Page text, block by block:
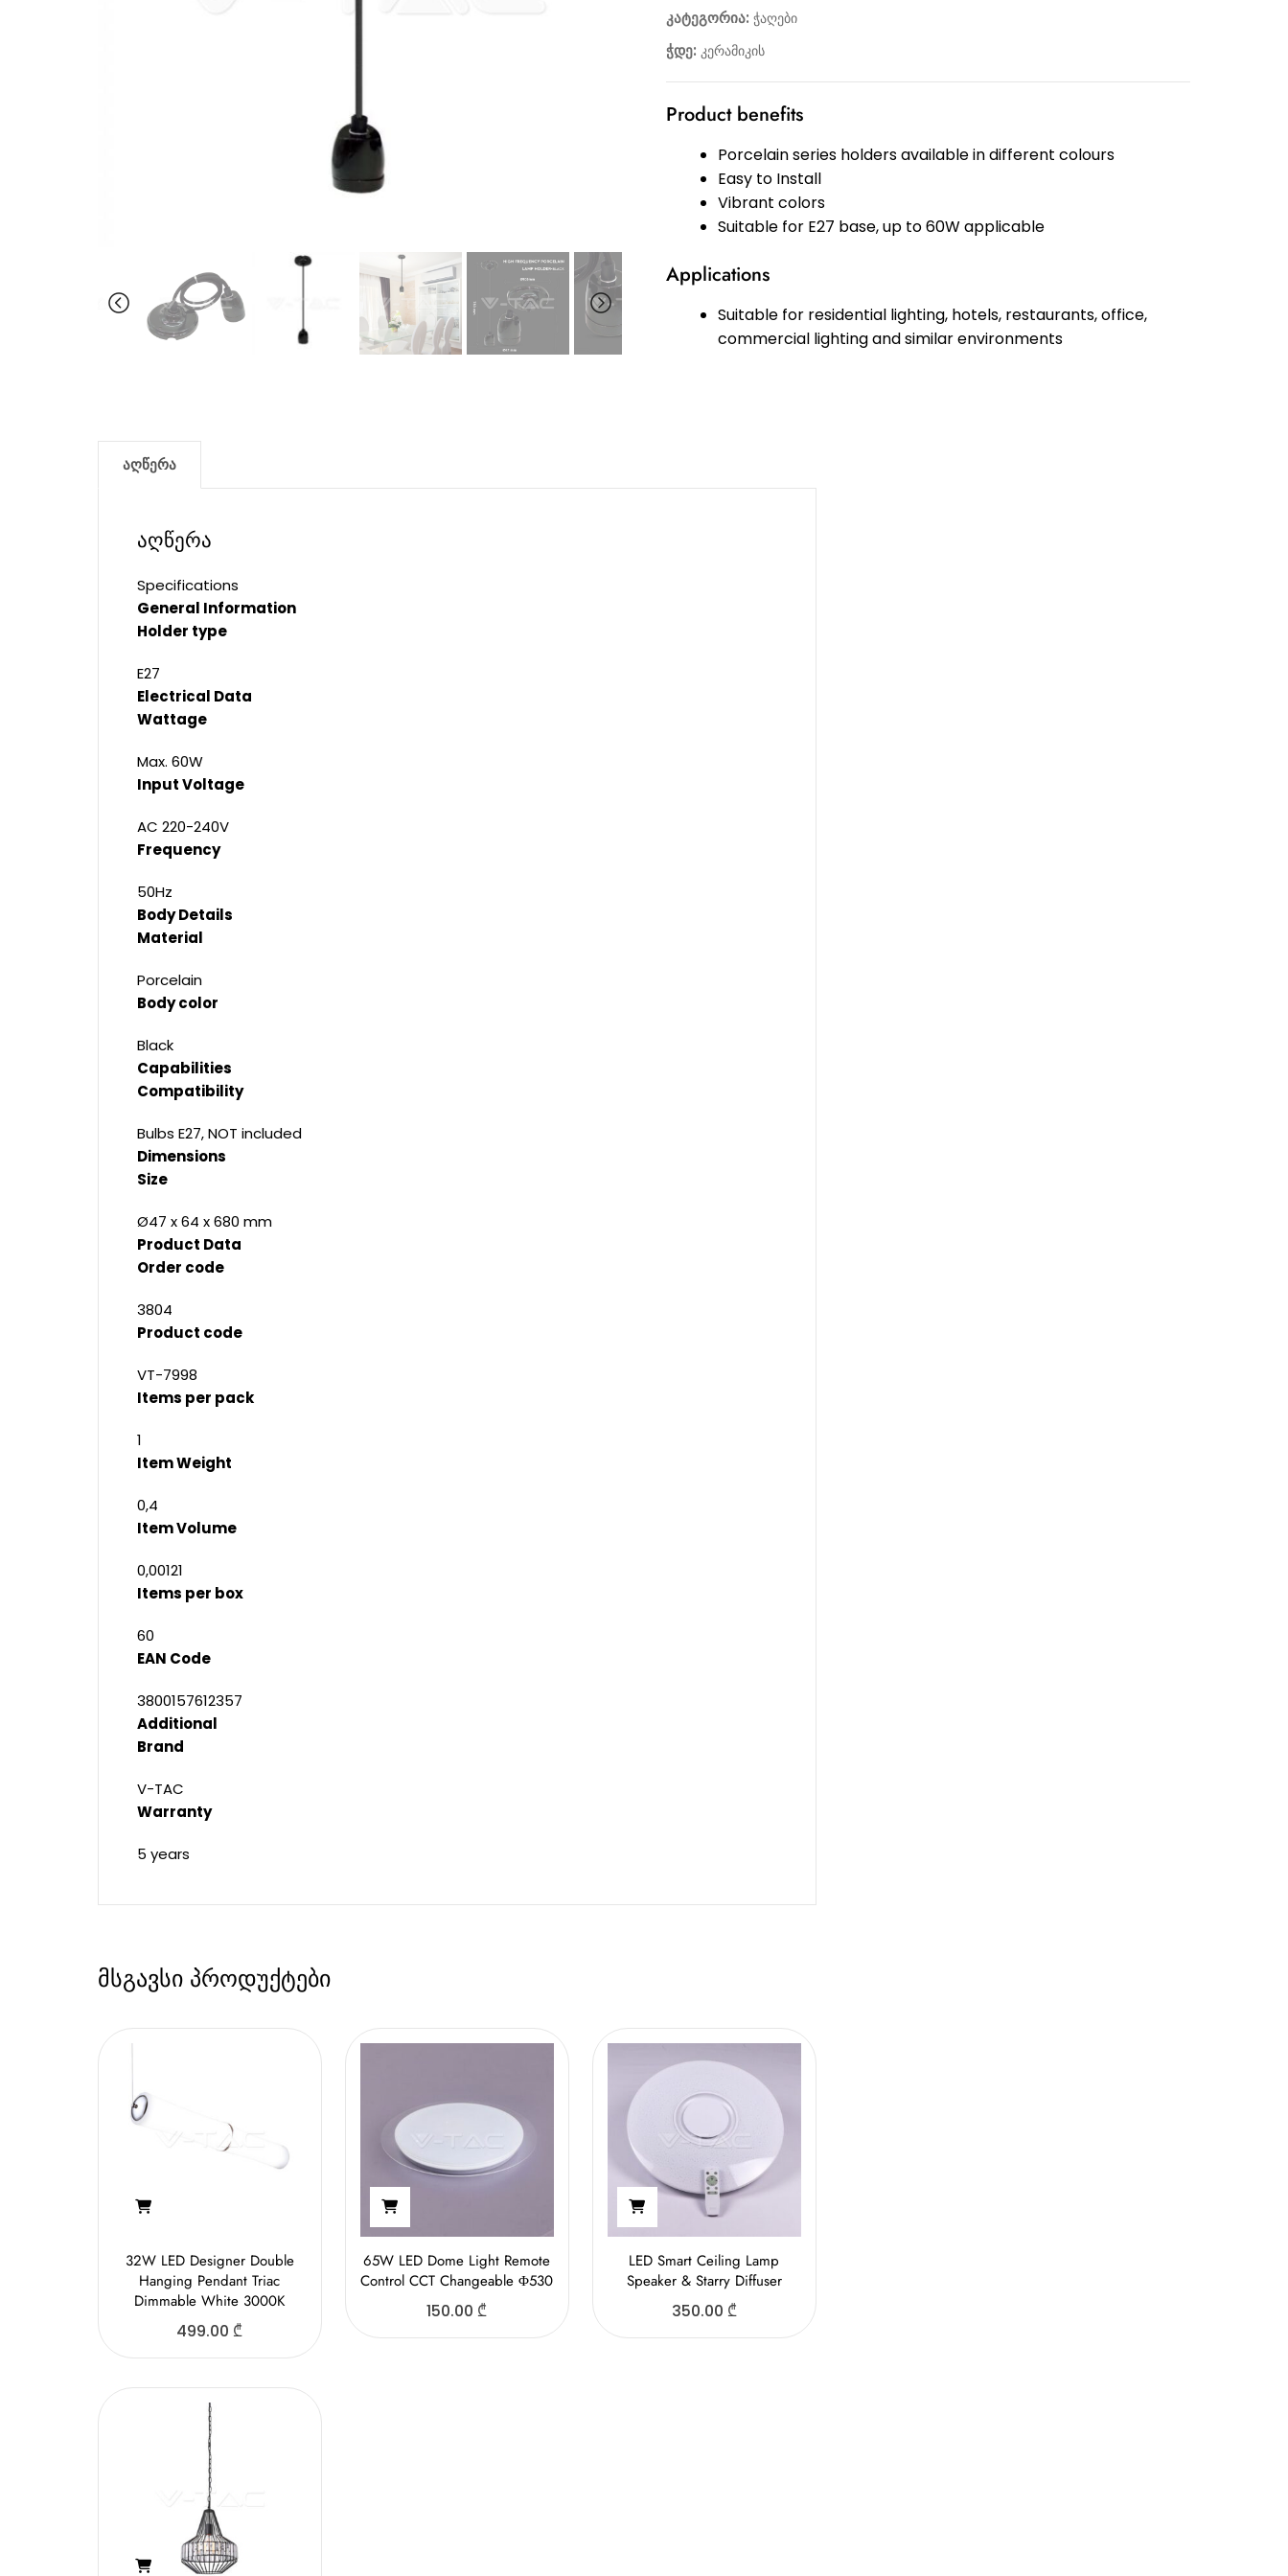
კატეგორია: ჭაღები
ჭდე: კერამიკის
Product benefits
Porcelain series holders available in different colours
Easy to Install
Vibrant colors
Suitable for E27 base, up to 60W applicable
Applications
Suitable for residential lighting, hotels, restaurants, office,
commercial lighting and similar environments
აღწერა
აღწერა
Specifications
General Information
Holder type
E27
Electrical Data
Wattage
Max. 60W
Input Voltage
AC 220-240V
Frequency
50Hz
Body Details
Material
Porcelain
Body color
Black
Capabilities
Compatibility
Bulbs E27, NOT included
Dimensions
Size
Ø47 x 64 x 680 mm
Product Data
Order code
3804
Product code
VT-7998
Items per pack
1
Item Weight
0,4
Item Volume
0,00121
Items per box
60
EAN Code
3800157612357
Additional
Brand
V-TAC
Warranty
5 years
მსგავსი პროდუქტები
32W LED Designer Double
Hanging Pendant Triac
Dimmable White 3000K
499.00₾
65W LED Dome Light Remote
Control CCT Changeable Φ530
150.00₾
LED Smart Ceiling Lamp
Speaker & Starry Diffuser
350.00 ₾